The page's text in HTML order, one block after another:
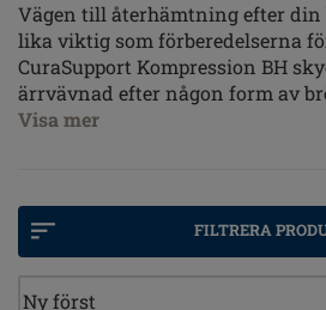
Vägen till återhämtning efter din
lika viktig som förberedelserna
CuraSupport Kompression BH
ärrvävnad efter någon form av
mastektomi, lumpektomi,
Visa mer
FILTRERA